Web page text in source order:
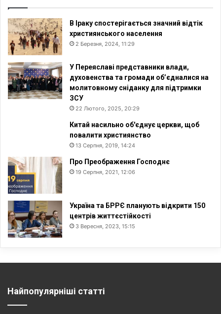
В Іраку спостерігається значний відтік
християнського населення
2 Березня, 2024, 11:29
У Переяславі представники влади,
духовенства та громади об’єдналися на
молитовному сніданку для підтримки
ЗСУ
22 Лютого, 2025, 20:29
Китай насильно об'єднує церкви, щоб
повалити християнство
13 Серпня, 2019, 14:24
Про Преображення Господнє
19 Серпня, 2021, 12:06
Україна та БРРЄ планують відкрити 150
центрів життєстійкості
3 Вересня, 2023, 15:15
Найпопулярніші статті